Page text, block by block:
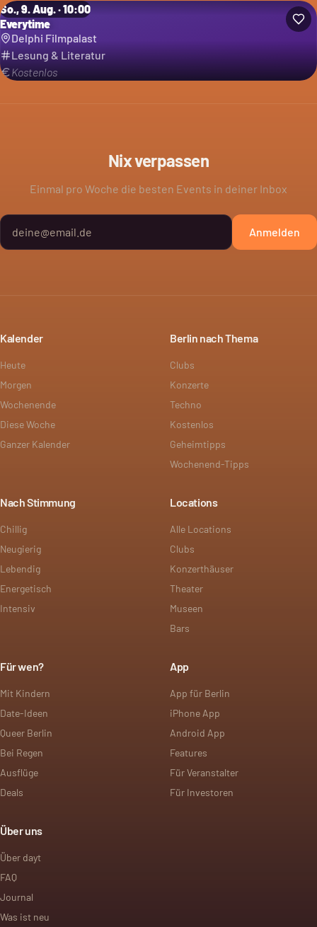
So., 9. Aug. · 10:00
Everytime
Delphi Filmpalast
Lesung & Literatur
Kostenlos
Nix verpassen
Einmal pro Woche die besten Events in deiner Inbox
Anmelden
Kalender
Heute
Morgen
Wochenende
Diese Woche
Ganzer Kalender
Berlin nach Thema
Clubs
Konzerte
Techno
Kostenlos
Geheimtipps
Wochenend-Tipps
Nach Stimmung
Chillig
Neugierig
Lebendig
Energetisch
Intensiv
Locations
Alle Locations
Clubs
Konzerthäuser
Theater
Museen
Bars
Für wen?
Mit Kindern
Date-Ideen
Queer Berlin
Bei Regen
Ausflüge
Deals
App
App für Berlin
iPhone App
Android App
Features
Für Veranstalter
Für Investoren
Über uns
Über dayt
FAQ
Journal
Was ist neu